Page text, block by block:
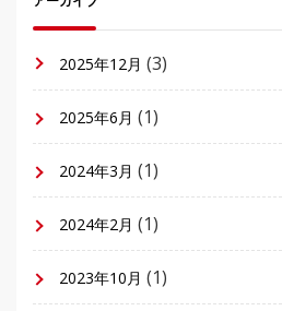
2025年12月 (3)
2025年6月 (1)
2024年3月 (1)
2024年2月 (1)
2023年10月 (1)